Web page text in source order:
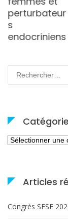
Rechercher :
Catégories
Articles
Congrès SFSE